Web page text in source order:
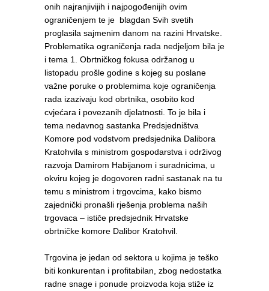
onih najranjivijih i najpogođenijih ovim
ograničenjem te je blagdan Svih svetih
proglasila sajmenim danom na razini Hrvatske.
Problematika ograničenja rada nedjeljom bila je
i tema 1. Obrtničkog fokusa održanog u
listopadu prošle godine s kojeg su poslane
važne poruke o problemima koje ograničenja
rada izazivaju kod obrtnika, osobito kod
cvjećara i povezanih djelatnosti. To je bila i
tema nedavnog sastanka Predsjedništva
Komore pod vodstvom predsjednika Dalibora
Kratohvila s ministrom gospodarstva i održivog
razvoja Damirom Habijanom i suradnicima, u
okviru kojeg je dogovoren radni sastanak na tu
temu s ministrom i trgovcima, kako bismo
zajednički pronašli rješenja problema naših
trgovaca – ističe predsjednik Hrvatske
obrtničke komore Dalibor Kratohvil.
Trgovina je jedan od sektora u kojima je teško
biti konkurentan i profitabilan, zbog nedostatka
radne snage i ponude proizvoda koja stiže iz